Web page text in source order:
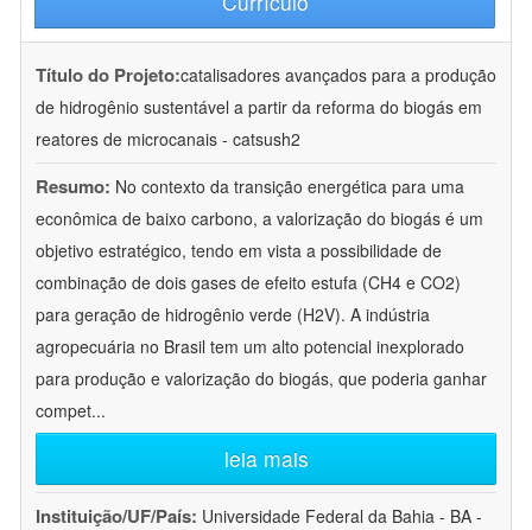
Título do Projeto:catalisadores avançados para a produção
de hidrogênio sustentável a partir da reforma do biogás em
reatores de microcanais - catsush2
Resumo: No contexto da transição energética para uma
econômica de baixo carbono, a valorização do biogás é um
objetivo estratégico, tendo em vista a possibilidade de
combinação de dois gases de efeito estufa (CH4 e CO2)
para geração de hidrogênio verde (H2V). A indústria
agropecuária no Brasil tem um alto potencial inexplorado
para produção e valorização do biogás, que poderia ganhar
compet...
leia mais
Instituição/UF/País: Universidade Federal da Bahia - BA -